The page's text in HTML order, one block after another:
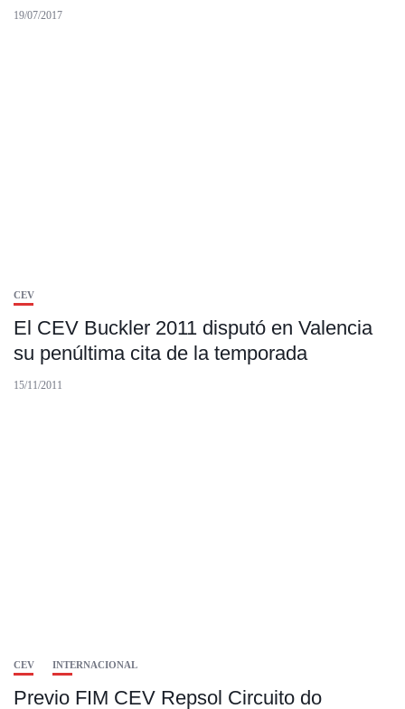
19/07/2017
CEV
El CEV Buckler 2011 disputó en Valencia
su penúltima cita de la temporada
15/11/2011
CEV INTERNACIONAL
Previo FIM CEV Repsol Circuito do